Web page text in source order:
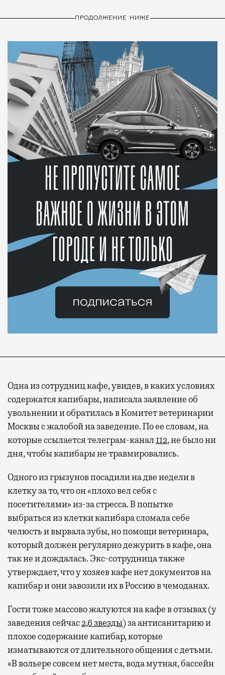
ПРОДОЛЖЕНИЕ НИЖЕ
Одна из сотрудниц кафе, увидев, в каких условиях
содержатся капибары, написала заявление об
увольнении и обратилась в Комитет ветеринарии
Москвы с жалобой на заведение. По ее словам, на
которые ссылается телеграм-канал112, не было ни
дня, чтобы капибары не травмировались.
Одного из грызунов посадили на две недели в
клетку за то, что он «плохо вел себя с
посетителями» из-за стресса. В попытке
выбраться из клетки капибара сломала себе
челюсть и вырвала зубы, но помощи ветеринара,
который должен регулярно дежурить в кафе, она
так не и дождалась. Экс-сотрудница также
утверждает, что у хозяев кафе нет документов на
капибар и они завозили их в Россию в чемоданах.
Гости тоже массово жалуются на кафе в отзывах (у
заведения сейчас2,6 звезды) за антисанитарию и
плохое содержание капибар, которые
изматываются от длительного общения с детьми.
«В вольере совсем нет места, вода мутная, бассейн